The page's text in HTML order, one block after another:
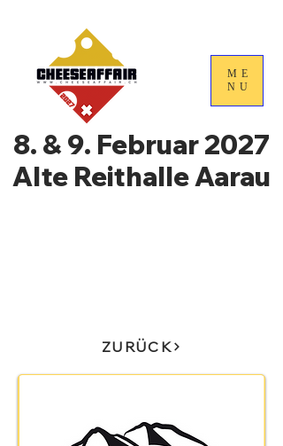
ME
NU
8. & 9. Februar 2027
Alte Reithalle Aarau
ZURÜCK